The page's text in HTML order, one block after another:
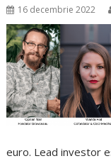
16 decembrie 2022
euro. Lead investor